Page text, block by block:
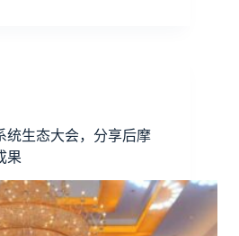
统生态大会，分享后摩
果